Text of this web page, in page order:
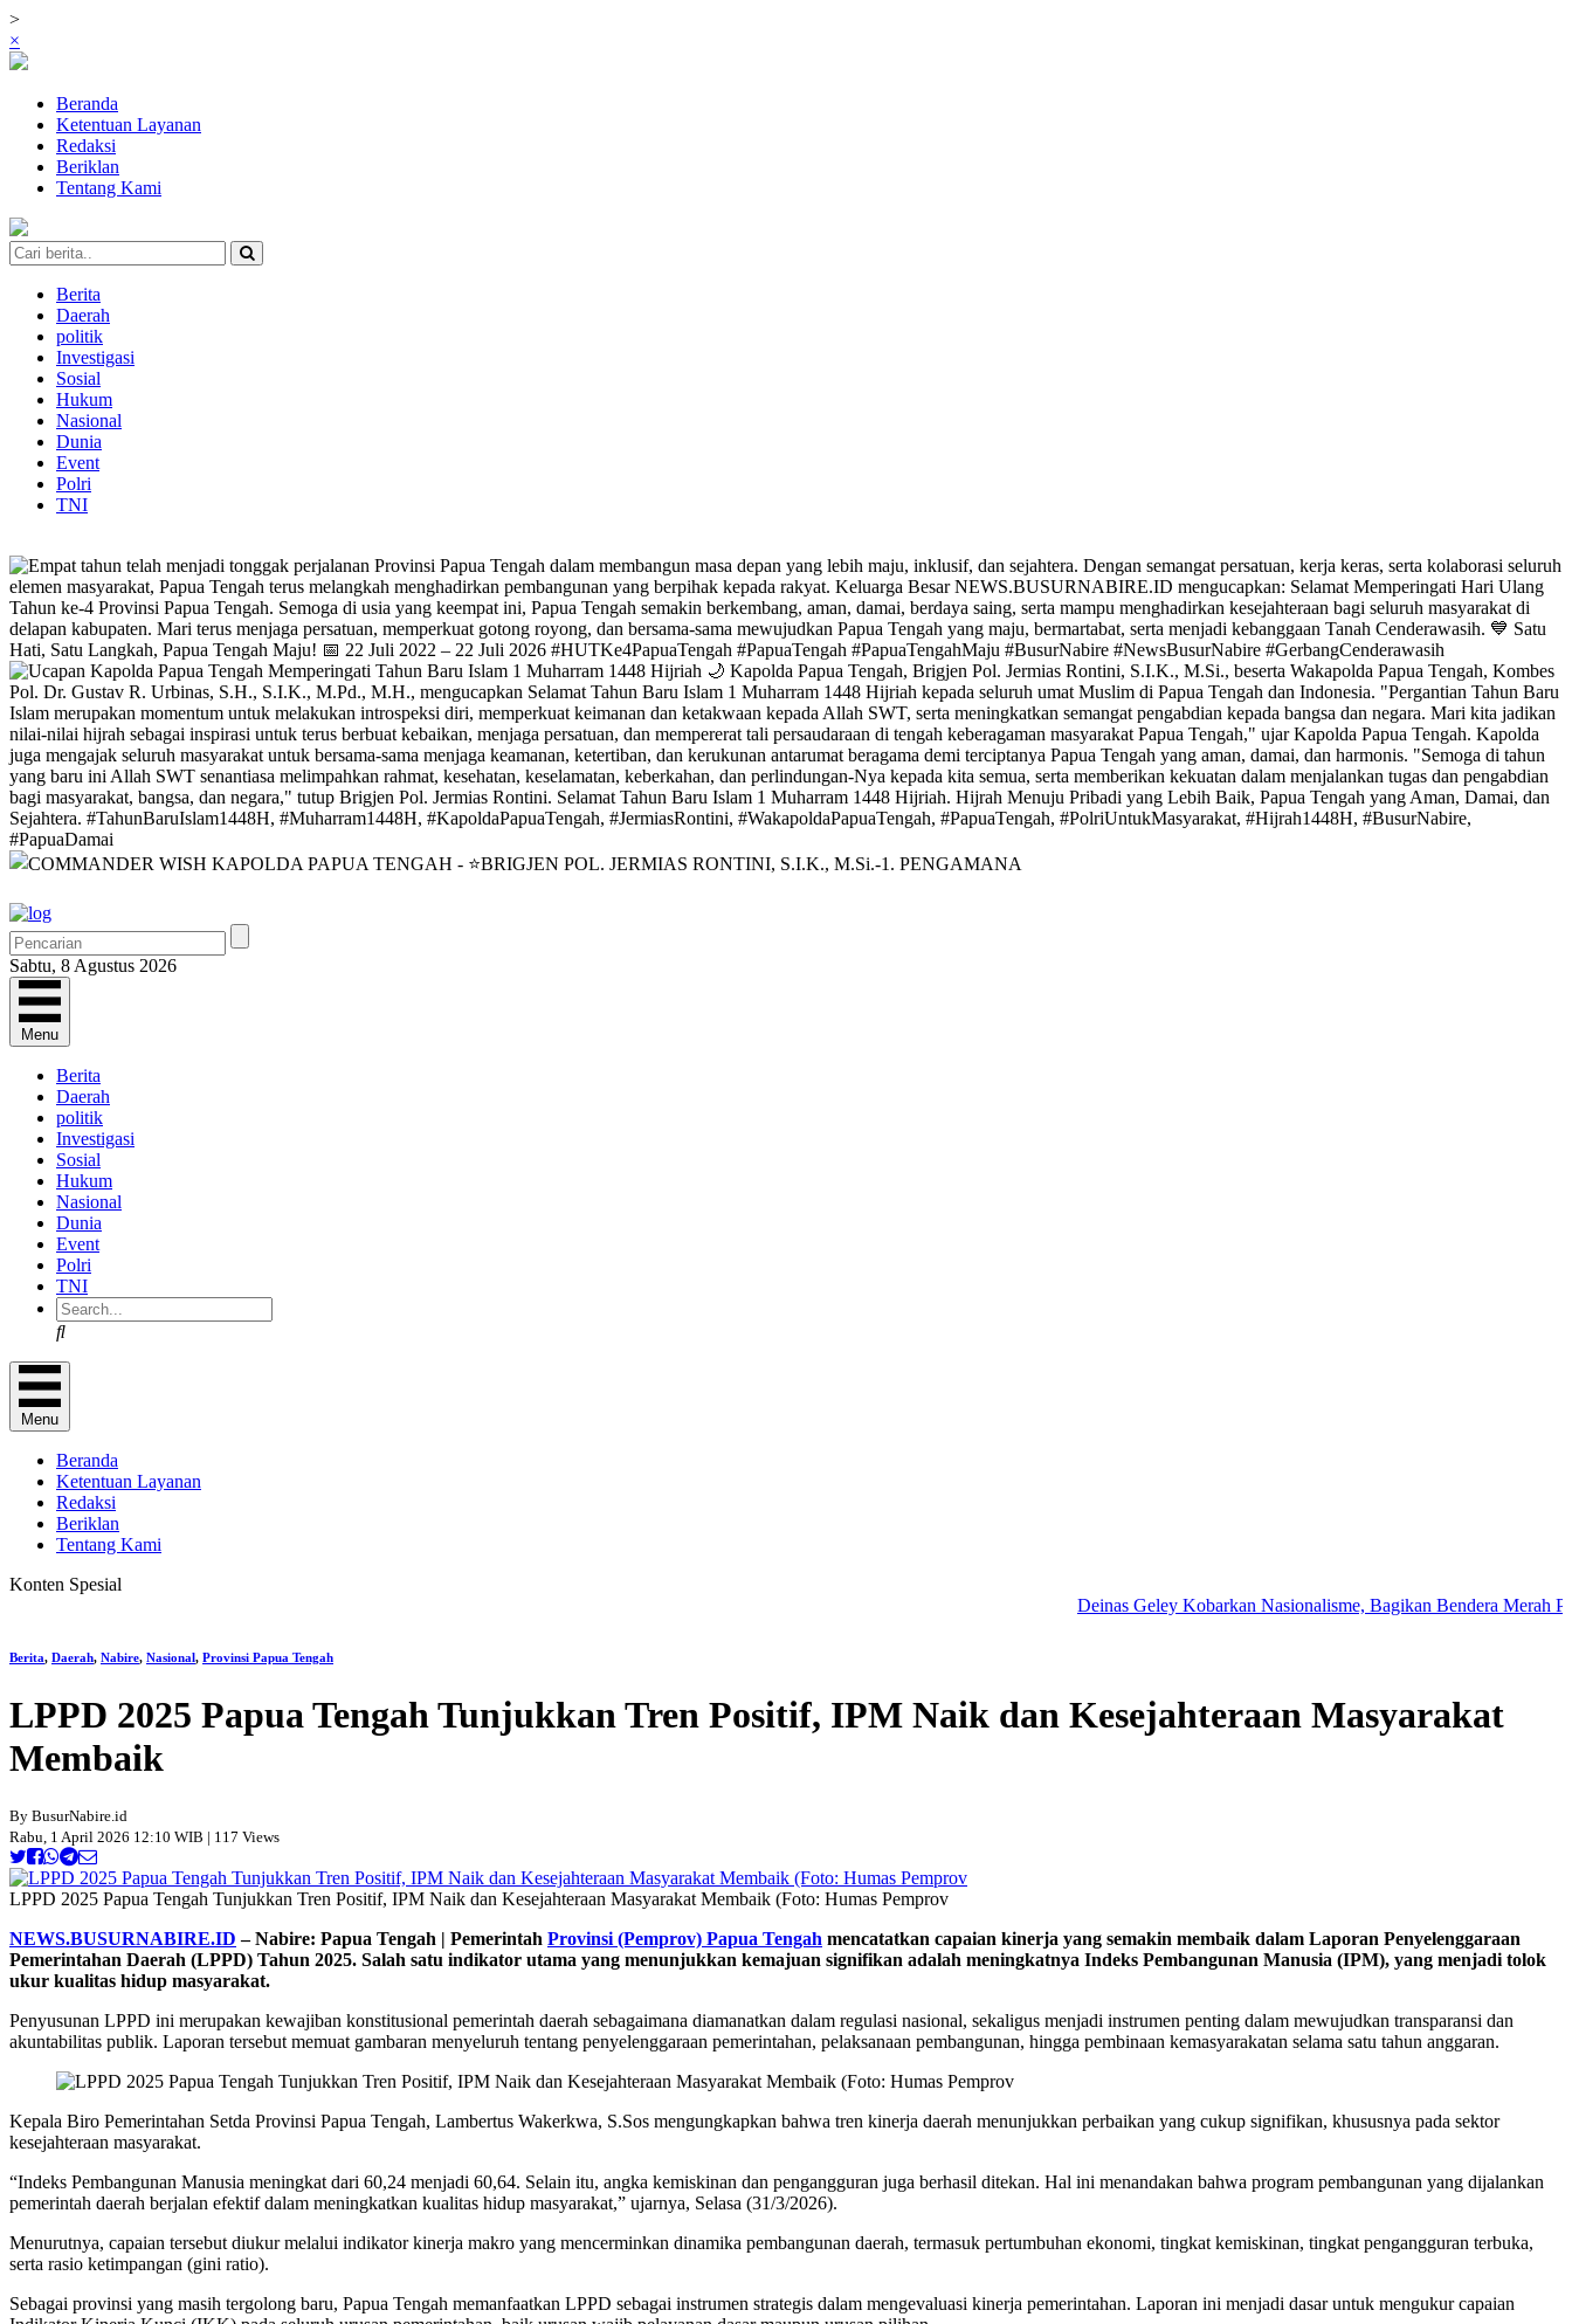
>
×
Beranda
Ketentuan Layanan
Redaksi
Beriklan
Tentang Kami
Berita
Daerah
politik
Investigasi
Sosial
Hukum
Nasional
Dunia
Event
Polri
TNI
Sabtu, 8 Agustus 2026
Menu
Berita
Daerah
politik
Investigasi
Sosial
Hukum
Nasional
Dunia
Event
Polri
TNI
Search
Menu
Beranda
Ketentuan Layanan
Redaksi
Beriklan
Tentang Kami
Konten Spesial
Deinas Geley Kobarkan Nasionalisme, Bagikan Bendera Merah Putih di
Berita, Daerah, Nabire, Nasional, Provinsi Papua Tengah
LPPD 2025 Papua Tengah Tunjukkan Tren Positif, IPM Naik dan Kesejahteraan Masyarakat
Membaik
By BusurNabire.id
Rabu, 1 April 2026 12:10 WIB | 117 Views
LPPD 2025 Papua Tengah Tunjukkan Tren Positif, IPM Naik dan Kesejahteraan Masyarakat Membaik (Foto: Humas Pemprov
NEWS.BUSURNABIRE.ID – Nabire: Papua Tengah | Pemerintah Provinsi (Pemprov) Papua Tengah mencatatkan capaian kinerja yang semakin membaik dalam Laporan Penyelenggaraan
Pemerintahan Daerah (LPPD) Tahun 2025. Salah satu indikator utama yang menunjukkan kemajuan signifikan adalah meningkatnya Indeks Pembangunan Manusia (IPM), yang menjadi tolok
ukur kualitas hidup masyarakat.
Penyusunan LPPD ini merupakan kewajiban konstitusional pemerintah daerah sebagaimana diamanatkan dalam regulasi nasional, sekaligus menjadi instrumen penting dalam mewujudkan transparansi dan
akuntabilitas publik. Laporan tersebut memuat gambaran menyeluruh tentang penyelenggaraan pemerintahan, pelaksanaan pembangunan, hingga pembinaan kemasyarakatan selama satu tahun anggaran.
Kepala Biro Pemerintahan Setda Provinsi Papua Tengah, Lambertus Wakerkwa, S.Sos mengungkapkan bahwa tren kinerja daerah menunjukkan perbaikan yang cukup signifikan, khususnya pada sektor
kesejahteraan masyarakat.
“Indeks Pembangunan Manusia meningkat dari 60,24 menjadi 60,64. Selain itu, angka kemiskinan dan pengangguran juga berhasil ditekan. Hal ini menandakan bahwa program pembangunan yang dijalankan
pemerintah daerah berjalan efektif dalam meningkatkan kualitas hidup masyarakat,” ujarnya, Selasa (31/3/2026).
Menurutnya, capaian tersebut diukur melalui indikator kinerja makro yang mencerminkan dinamika pembangunan daerah, termasuk pertumbuhan ekonomi, tingkat kemiskinan, tingkat pengangguran terbuka,
serta rasio ketimpangan (gini ratio).
Sebagai provinsi yang masih tergolong baru, Papua Tengah memanfaatkan LPPD sebagai instrumen strategis dalam mengevaluasi kinerja pemerintahan. Laporan ini menjadi dasar untuk mengukur capaian